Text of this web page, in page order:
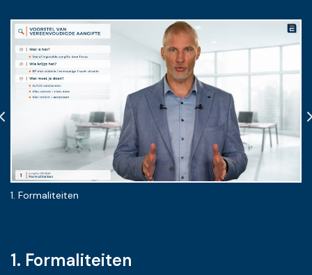
-Woonkredieten
en levensverzekering: de correcte
aangifte voor aj. 2026
1. Formaliteiten
1. Formaliteiten